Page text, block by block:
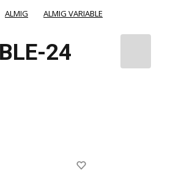
ALMIG ALMIG VARIABLE
24